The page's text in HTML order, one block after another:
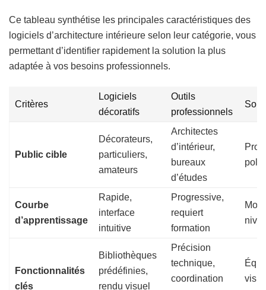
Ce tableau synthétise les principales caractéristiques des
logiciels d’architecture intérieure selon leur catégorie, vous
permettant d’identifier rapidement la solution la plus
adaptée à vos besoins professionnels.
Critères
Logiciels
décoratifs
Outils
professionnels
Public cible
Décorateurs,
particuliers,
amateurs
Architectes
d’intérieur,
bureaux
d’études
Courbe
d’apprentissage
Rapide,
interface
intuitive
Progressive,
requiert
formation
Fonctionnalités
clés
Bibliothèques
prédéfinies,
rendu visuel
Précision
technique,
coordination